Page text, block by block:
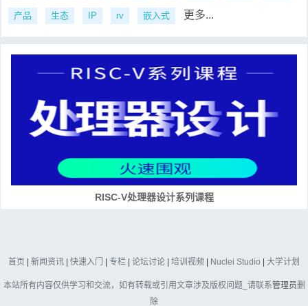
产品 生态 IP rv 嵌入式 更多...
RISC-V处理器设计系列课程
首页 新闻资讯 快速入门 专栏 论坛讨论 培训视频 Nuclei Studio 大学计划
本站所有内容仅供学习和交流，如有转载或引用文章涉及版权问题_请联系管理员删
除